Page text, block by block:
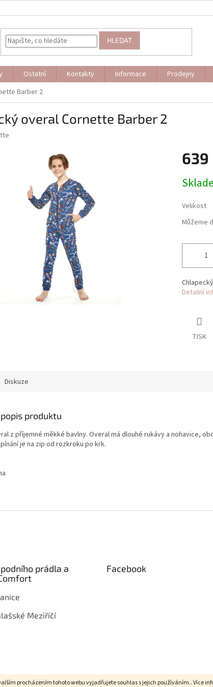
procházením tohoto webu vyjadřujete souhlas s jejich používáním.. Více
HLEDAT
Ostatní Kontakty Informace Prodejny
Barber 2
overal Cornette Barber 2
639
cena:
Velikost
Můžeme
Detailní
TISK
Diskuze
produktu
z příjemné měkké bavlny. Overal má dlouhé rukávy a nohavice,
je na zip od rozkroku po krk.
prádla a
Meziříčí
Facebook